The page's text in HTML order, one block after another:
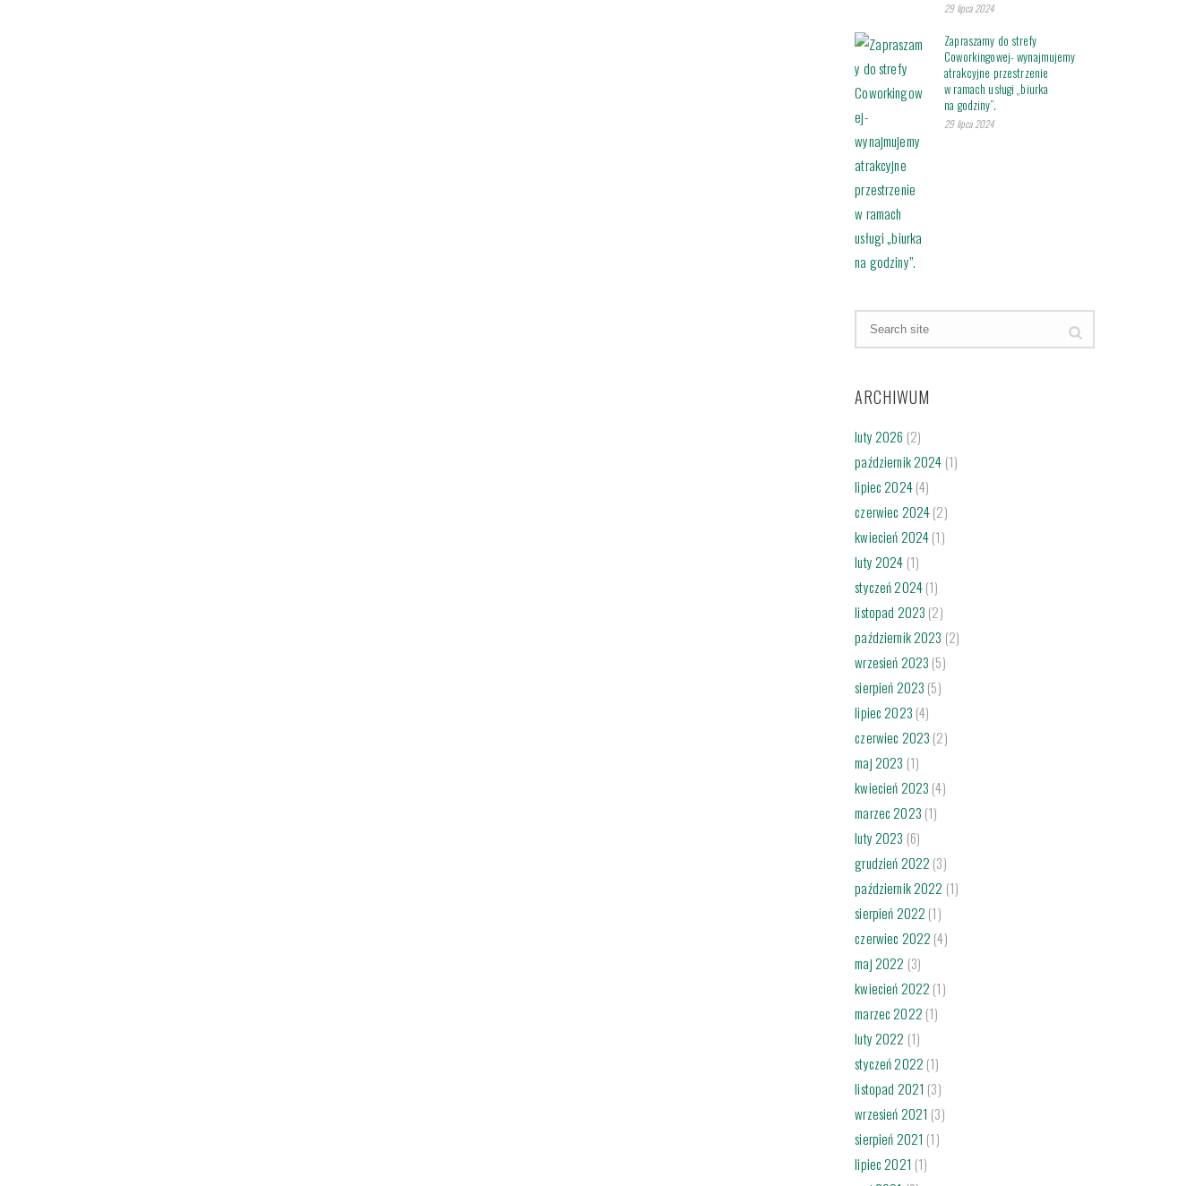
29 lipca 2024
Zapraszamy do strefy
Coworkingowej- wynajmujemy
atrakcyjne przestrzenie
w ramach usługi „biurka
na godziny”.
29 lipca 2024
ARCHIWUM
luty 2026 (2)
październik 2024 (1)
lipiec 2024(4)
czerwiec 2024(2)
kwiecień 2024(1)
luty 2024 (1)
styczeń 2024(1)
listopad 2023 (2)
październik 2023 (2)
wrzesień 2023 (5)
sierpień 2023 (5)
lipiec 2023 (4)
czerwiec 2023 (2)
maj 2023 (1)
kwiecień 2023 (4)
marzec 2023 (1)
luty 2023 (6)
grudzień 2022 (3)
październik 2022 (1)
sierpień 2022 (1)
czerwiec 2022 (4)
maj 2022 (3)
kwiecień 2022 (1)
marzec 2022 (1)
luty 2022 (1)
styczeń 2022 (1)
listopad 2021 (3)
wrzesień 2021 (3)
sierpień 2021 (1)
lipiec 2021 (1)